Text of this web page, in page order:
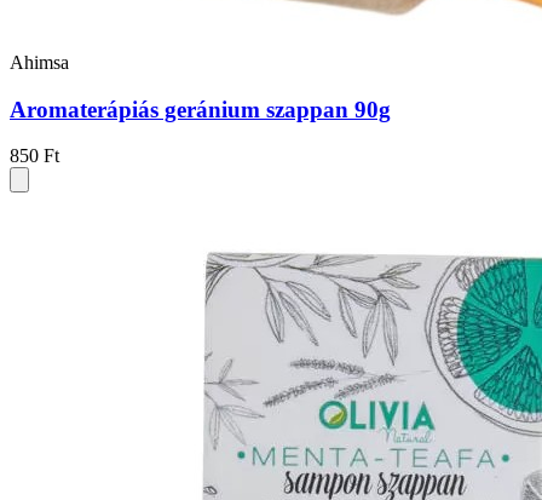
Ahimsa
Aromaterápiás geránium szappan 90g
850 Ft